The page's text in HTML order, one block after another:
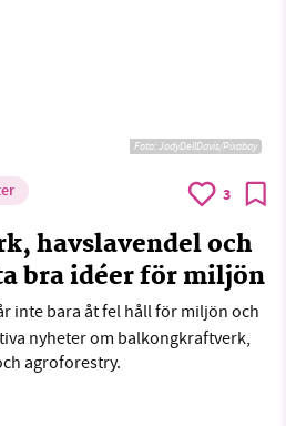
Foto:JodyDellDavis/Pixabay
3
havslavendel och
bra idéer för miljön
inte bara åt fel håll för miljön och
nyheter om balkongkraftverk,
agroforestry.
vad vi vill göra